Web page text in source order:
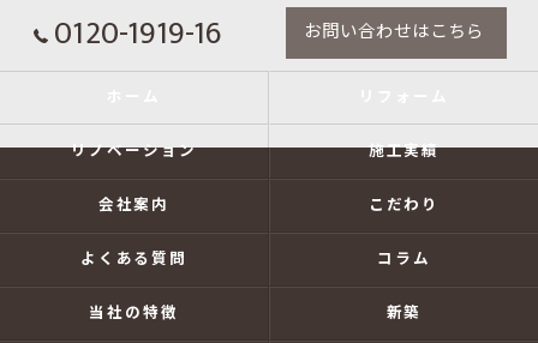
0120-1919-16 お問い合わせはこちら
リノベーション 施工実績
会社案内 こだわり
よくある質問 コラム
当社の特徴 新築